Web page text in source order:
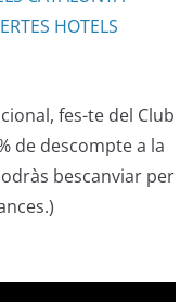
fes-te del Club
de descompte a la
bescanviar per